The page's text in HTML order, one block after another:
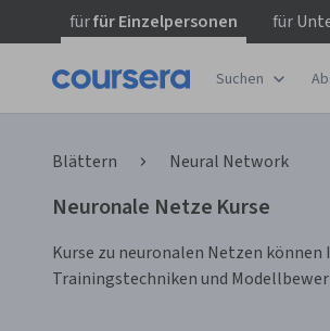
fürfür Einzelpersonen für
Suchen
Blättern Neural Network
Neuronale Netze Kurse
Kurse zu neuronalen Netzen
Trainingstechniken und